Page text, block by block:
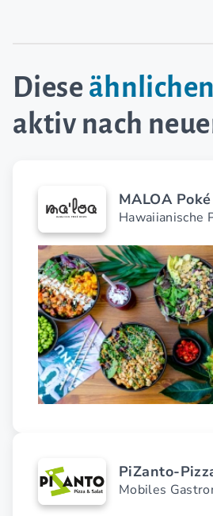
Diese
aktiv nach
MALOA
Hawaiianische
PiZanto-
Mobiles